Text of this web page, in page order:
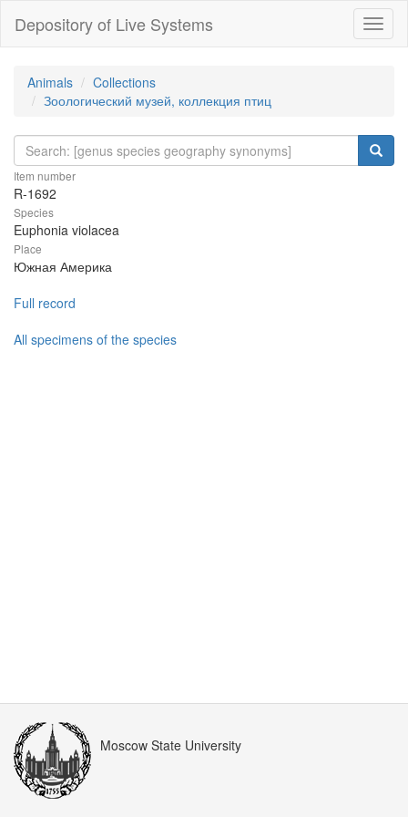
Depository of Live Systems
Animals
Collections
Зоологический музей, коллекция птиц
Item number
R-1692
Species
Euphonia violacea
Place
Южная Америка
Full record
All specimens of the species
Moscow State University